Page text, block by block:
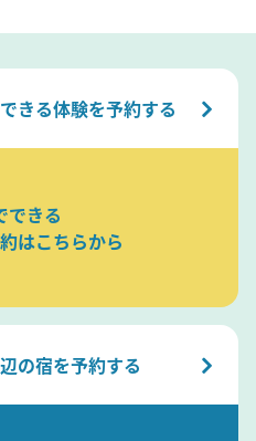
きる体験を予約する
できる
はこちらから
の宿を予約する